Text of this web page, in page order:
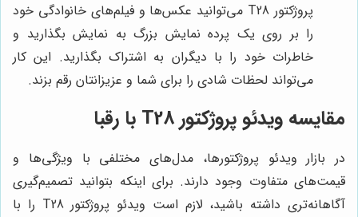
پروژکتور T28 می‌توانید عکس‌ها و فیلم‌های خانوادگی خود
را بر روی یک پرده نمایش بزرگ به نمایش بگذارید و
خاطرات خود را با دیگران به اشتراک بگذارید. این کار
می‌تواند لحظات شادی را برای شما و عزیزانتان رقم بزند.
مقایسه ویدئو پروژکتور T28 با رقبا
در بازار ویدئو پروژکتورها، مدل‌های مختلفی با ویژگی‌ها و
قیمت‌های متفاوت وجود دارند. برای اینکه بتوانید تصمیم‌گیری
آگاهانه‌تری داشته باشید، لازم است ویدئو پروژکتور T28 را با